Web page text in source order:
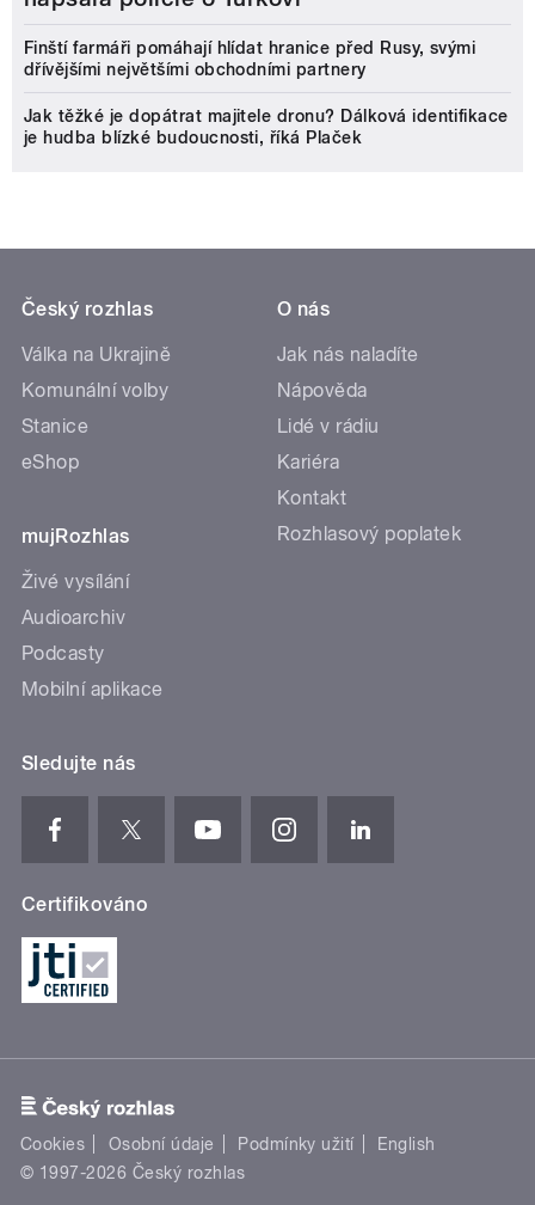
Finští farmáři pomáhají hlídat hranice před Rusy, svými
dřívějšími největšími obchodními partnery
Jak těžké je dopátrat majitele dronu? Dálková identifikace
je hudba blízké budoucnosti, říká Plaček
Český rozhlas
Válka na Ukrajině
Komunální volby
Stanice
eShop
mujRozhlas
Živé vysílání
Audioarchiv
Podcasty
Mobilní aplikace
O nás
Jak nás naladíte
Nápověda
Lidé v rádiu
Kariéra
Kontakt
Rozhlasový poplatek
Sledujte nás
Certifikováno
Cookies Osobní údaje Podmínky užití
English
© 1997-2026 Český rozhlas